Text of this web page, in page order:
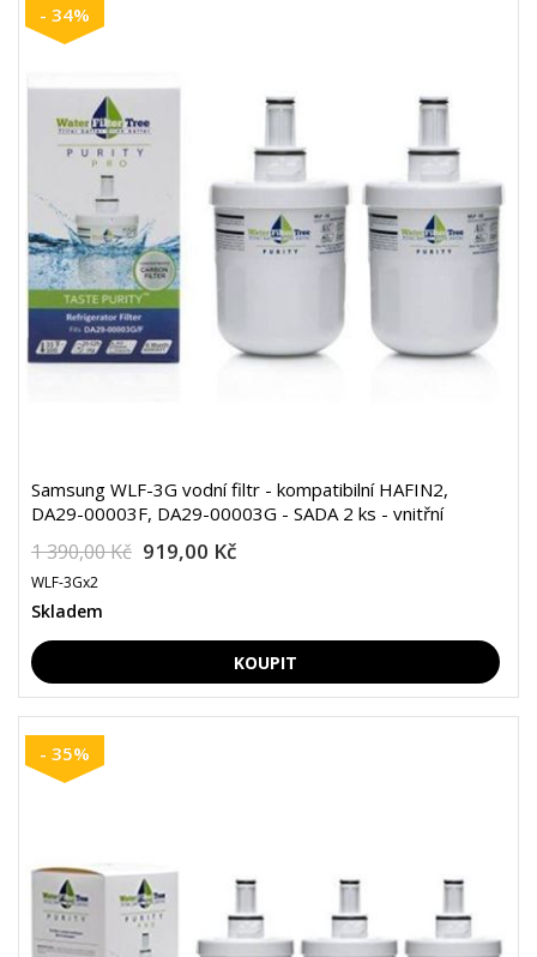
- 34%
Samsung WLF-3G vodní filtr - kompatibilní HAFIN2,
DA29-00003F, DA29-00003G - SADA 2 ks - vnitřní
1 390,00 Kč 919,00 Kč
WLF-3Gx2
Skladem
- 35%